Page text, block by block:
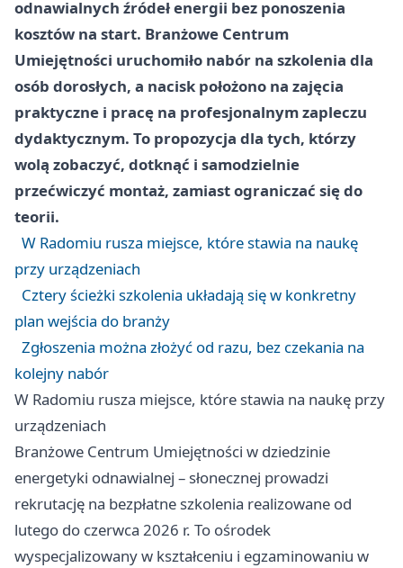
odnawialnych źródeł energii bez ponoszenia
kosztów na start. Branżowe Centrum
Umiejętności uruchomiło nabór na szkolenia dla
osób dorosłych, a nacisk położono na zajęcia
praktyczne i pracę na profesjonalnym zapleczu
dydaktycznym. To propozycja dla tych, którzy
wolą zobaczyć, dotknąć i samodzielnie
przećwiczyć montaż, zamiast ograniczać się do
teorii.
W Radomiu rusza miejsce, które stawia na naukę
przy urządzeniach
Cztery ścieżki szkolenia układają się w konkretny
plan wejścia do branży
Zgłoszenia można złożyć od razu, bez czekania na
kolejny nabór
W Radomiu rusza miejsce, które stawia na naukę przy
urządzeniach
Branżowe Centrum Umiejętności w dziedzinie
energetyki odnawialnej – słonecznej prowadzi
rekrutację na bezpłatne szkolenia realizowane od
lutego do czerwca 2026 r. To ośrodek
wyspecjalizowany w kształceniu i egzaminowaniu w